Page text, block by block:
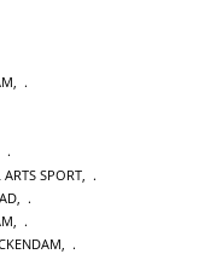
,
SPORT